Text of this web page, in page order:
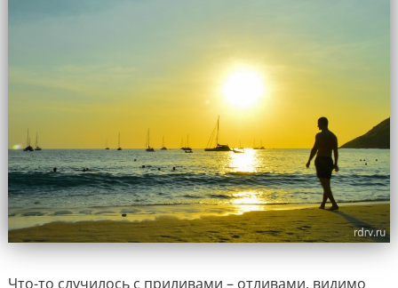
Что-то случилось с приливами – отливами, видимо